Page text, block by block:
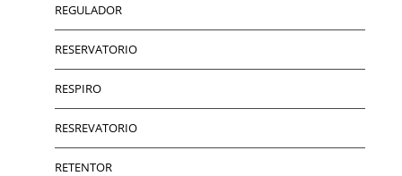
REGULADOR
RESERVATORIO
RESPIRO
RESREVATORIO
RETENTOR